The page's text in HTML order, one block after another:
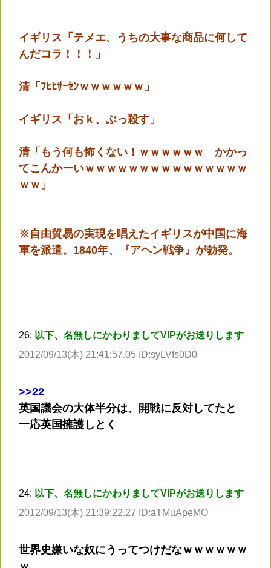
イギリス「テメエ、うちの大事な商品に何して
んだコラ！！！」
清「ﾌﾋﾋｻｰｾﾝｗｗｗｗｗｗ」
イギリス「おｋ、ぶっ殺す」
清「もう何も怖くない！ｗｗｗｗｗｗ かかっ
てこんかーいｗｗｗｗｗｗｗｗｗｗｗｗｗｗｗ
ｗｗ」
※自由貿易の実現を唱えたイギリスが中国に海
軍を派遣。1840年、『アヘン戦争』が勃発。
26: 以下、名無しにかわりましてVIPがお送りします
2012/09/13(木) 21:41:57.05 ID:syLVfs0D0
>>22
英国議会の大体半分は、開戦に反対してたと
一応英国擁護しとく
24: 以下、名無しにかわりましてVIPがお送りします
2012/09/13(木) 21:39:22.27 ID:aTMuApeMO
世界史嫌いな奴にうってつけだなｗｗｗｗｗｗ